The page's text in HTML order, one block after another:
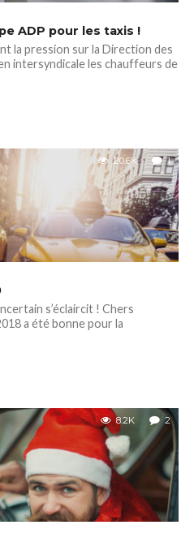
ADP pour les taxis !
la pression sur la Direction des
intersyndicale les chauffeurs de
20.6K 1
s’éclaircit ! Chers
a été bonne pour la
8.2K 2